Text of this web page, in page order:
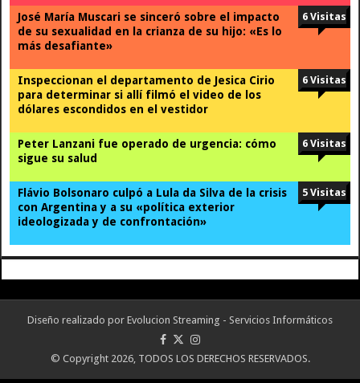
José María Muscari se sinceró sobre el impacto
de su sexualidad en la crianza de su hijo: «Es lo
más desafiante»
6 Visitas
Inspeccionan el departamento de Jesica Cirio
para determinar si allí filmó el video de los
dólares escondidos en el vestidor
6 Visitas
Peter Lanzani fue operado de urgencia: cómo
sigue su salud
6 Visitas
Flávio Bolsonaro culpó a Lula da Silva de la crisis
con Argentina y a su «política exterior
ideologizada y de confrontación»
5 Visitas
Diseño realizado por Evolucion Streaming - Servicios Informáticos
© Copyright 2026, TODOS LOS DERECHOS RESERVADOS.